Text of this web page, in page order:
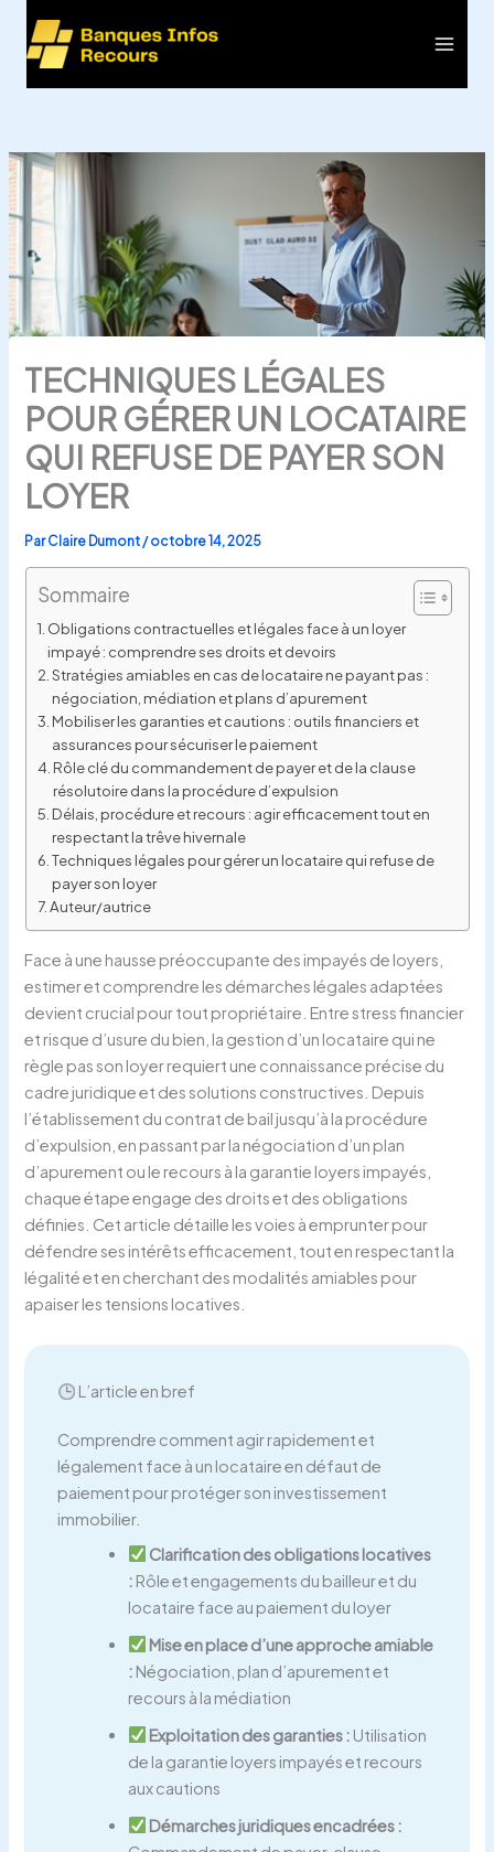
contenu
TECHNIQUES LÉGALES
POUR GÉRER UN LOCATAIRE
QUI REFUSE DE PAYER SON
LOYER
ParClaire Dumont/octobre 14, 2025
Sommaire
Obligations contractuelles et légales face à un loyer
impayé : comprendre ses droits et devoirs
Stratégies amiables en cas de locataire ne payant pas :
négociation, médiation et plans d’apurement
Mobiliser les garanties et cautions : outils financiers et
assurances pour sécuriser le paiement
Rôle clé du commandement de payer et de la clause
résolutoire dans la procédure d’expulsion
Délais, procédure et recours : agir efficacement tout en
respectant la trêve hivernale
Techniques légales pour gérer un locataire qui refuse de
payer son loyer
Auteur/autrice
Face à une hausse préoccupante des impayés de loyers,
estimer et comprendre les démarches légales adaptées
devient crucial pour tout propriétaire. Entre stress financier
et risque d’usure du bien, la gestion d’un locataire qui ne
règle pas son loyer requiert une connaissance précise du
cadre juridique et des solutions constructives. Depuis
l’établissement du contrat de bail jusqu’à la procédure
d’expulsion, en passant par la négociation d’un plan
d’apurement ou le recours à la garantie loyers impayés,
chaque étape engage des droits et des obligations
définies. Cet article détaille les voies à emprunter pour
défendre ses intérêts efficacement, tout en respectant la
légalité et en cherchant des modalités amiables pour
apaiser les tensions locatives.
L’article en bref
Comprendre comment agir rapidement et
légalement face à un locataire en défaut de
paiement pour protéger son investissement
immobilier.
Clarification des obligations locatives
: Rôle et engagements du bailleur et du
locataire face au paiement du loyer
Mise en place d’une approche amiable
: Négociation, plan d’apurement et
recours à la médiation
Exploitation des garanties : Utilisation
de la garantie loyers impayés et recours
aux cautions
Démarches juridiques encadrées :